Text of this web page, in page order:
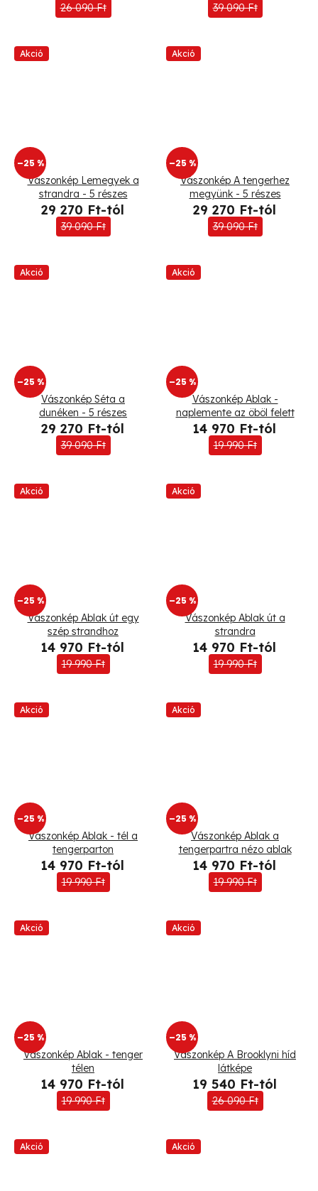
26 090 Ft 39 090 Ft
Akció
–25 %
Vászonkép Lemegyek a
strandra - 5 részes
29 270 Ft-tól
39 090 Ft
Akció
–25 %
Vászonkép A tengerhez
megyünk - 5 részes
29 270 Ft-tól
39 090 Ft
Akció
–25 %
Vászonkép Séta a
dunéken - 5 részes
29 270 Ft-tól
39 090 Ft
Akció
–25 %
Vászonkép Ablak -
naplemente az öböl felett
14 970 Ft-tól
19 990 Ft
Akció
–25 %
Vászonkép Ablak út egy
szép strandhoz
14 970 Ft-tól
19 990 Ft
Akció
–25 %
Vászonkép Ablak út a
strandra
14 970 Ft-tól
19 990 Ft
Akció
–25 %
Vászonkép Ablak - tél a
tengerparton
14 970 Ft-tól
19 990 Ft
Akció
–25 %
Vászonkép Ablak a
tengerpartra nézo ablak
14 970 Ft-tól
19 990 Ft
Akció
–25 %
Vászonkép Ablak - tenger
télen
14 970 Ft-tól
19 990 Ft
Akció
–25 %
Vászonkép A Brooklyni híd
látképe
19 540 Ft-tól
26 090 Ft
Akció Akció